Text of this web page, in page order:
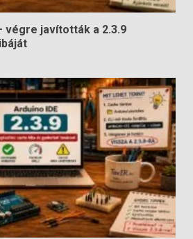
végre javították a 2.3.9